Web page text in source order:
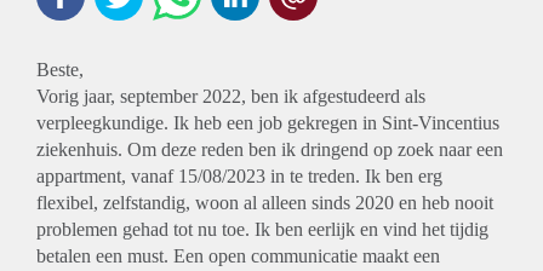
Beste,
Vorig jaar, september 2022, ben ik afgestudeerd als
verpleegkundige. Ik heb een job gekregen in Sint-Vincentius
ziekenhuis. Om deze reden ben ik dringend op zoek naar een
appartment, vanaf 15/08/2023 in te treden. Ik ben erg
flexibel, zelfstandig, woon al alleen sinds 2020 en heb nooit
problemen gehad tot nu toe. Ik ben eerlijk en vind het tijdig
betalen een must. Een open communicatie maakt een